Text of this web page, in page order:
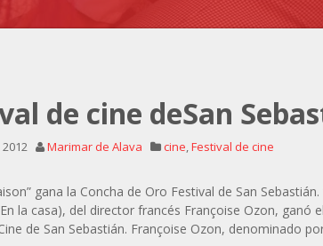
de cine deSan
Marimar de Alava cine,Festival de cine
gana la Concha de Oro Festival de San
la casa), del director francés Françoise Ozon, ganó
de San Sebastián. Françoise Ozon, denominado